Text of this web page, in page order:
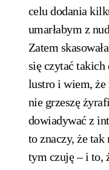
celu dodania
umarłabym z
Zatem
się czytać
lustro i wiem, że
nie grzeszę
dowiadywać z
to znaczy, że
tym czuję – i to,